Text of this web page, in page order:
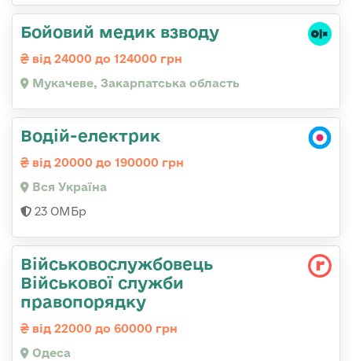
Бойовий медик взводу
від 24000 до 124000 грн
Мукачеве, Закарпатська область
Водій-електрик
від 20000 до 190000 грн
Вся Україна
23 ОМБр
Військовослужбовець
Військової служби
правопорядку
від 22000 до 60000 грн
Одеса